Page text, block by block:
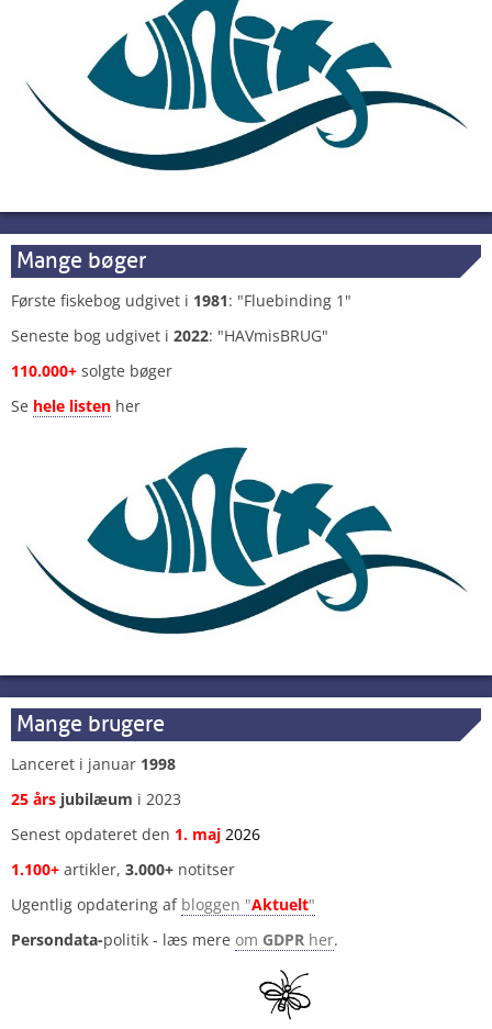
Mange bøger
Første fiskebog udgivet i 1981: "Fluebinding 1"
Seneste bog udgivet i 2022: "HAVmisBRUG"
110.000+ solgte bøger
Se hele listen her
Mange brugere
Lanceret i januar 1998
25 års jubilæum i 2023
Senest opdateret den 1. maj 2026
1.100+ artikler, 3.000+ notitser
Ugentlig opdatering af bloggen "Aktuelt"
Persondata-politik - læs mere om GDPR her.